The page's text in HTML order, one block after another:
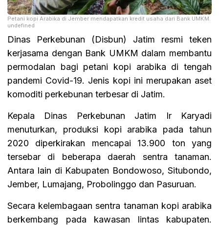
Petani kopi Arabika di Jember mendapatkan kredit usaha dari Bank UMKM.
undefined
Dinas Perkebunan (Disbun) Jatim resmi teken
kerjasama dengan Bank UMKM dalam membantu
permodalan bagi petani kopi arabika di tengah
pandemi Covid-19. Jenis kopi ini merupakan aset
komoditi perkebunan terbesar di Jatim.
Kepala Dinas Perkebunan Jatim Ir Karyadi
menuturkan, produksi kopi arabika pada tahun
2020 diperkirakan mencapai 13.900 ton yang
tersebar di beberapa daerah sentra tanaman.
Antara lain di Kabupaten Bondowoso, Situbondo,
Jember, Lumajang, Probolinggo dan Pasuruan.
Secara kelembagaan sentra tanaman kopi arabika
berkembang pada kawasan lintas kabupaten.